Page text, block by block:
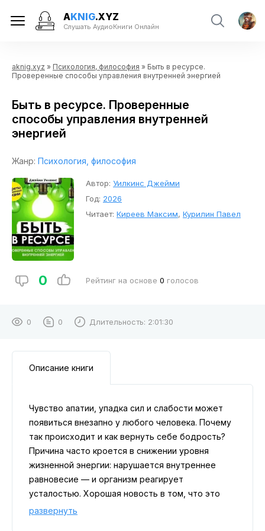
AKNIG.XYZ
Слушать АудиоКниги Онлайн
aknig.xyz » Психология, философия » Быть в ресурсе.
Проверенные способы управления внутренней энергией
Быть в ресурсе. Проверенные
способы управления внутренней
энергией
Жанр: Психология, философия
Автор: Уилкинс Джейми
Год: 2026
Читает: Киреев Максим, Курилин Павел
0 Рейтинг на основе 0 голосов
0 0 Длительность: 2:01:30
Описание книги
Чувство апатии, упадка сил и слабости может
появиться внезапно у любого человека. Почему
так происходит и как вернуть себе бодрость?
Причина часто кроется в снижении уровня
жизненной энергии: нарушается внутреннее
равновесие — и организм реагирует
усталостью. Хорошая новость в том, что это
состояние можно скорректировать, и в этом
развернуть